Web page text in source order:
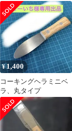
¥ 1,400
コーキングヘラミニベ
ラ、丸タイプ